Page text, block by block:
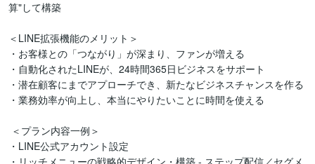
算"して構築
＜LINE拡張機能のメリット＞
・お客様との「つながり」が深まり、ファンが増える
・自動化されたLINEが、24時間365日ビジネスをサポート
・潜在顧客にまでアプローチでき、新たなビジネスチャンスを作る
・業務効率が向上し、本当にやりたいことに時間を使える
・LINE公式アカウント設定